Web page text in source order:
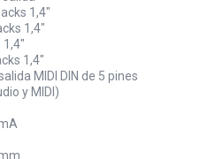
1,4"
1,4"
1,4"
1,4"
MIDI DIN de 5 pines
y MIDI)